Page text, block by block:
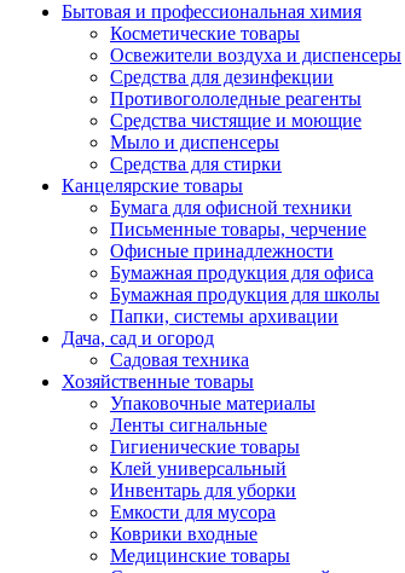
Бытовая и профессиональная химия
Косметические товары
Освежители воздуха и диспенсеры
Средства для дезинфекции
Противогололедные реагенты
Средства чистящие и моющие
Мыло и диспенсеры
Средства для стирки
Канцелярские товары
Бумага для офисной техники
Письменные товары, черчение
Офисные принадлежности
Бумажная продукция для офиса
Бумажная продукция для школы
Папки, системы архивации
Дача, сад и огород
Садовая техника
Хозяйственные товары
Упаковочные материалы
Ленты сигнальные
Гигиенические товары
Клей универсальный
Инвентарь для уборки
Емкости для мусора
Коврики входные
Медицинские товары